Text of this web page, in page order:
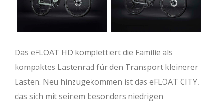
Das eFLOAT HD komplettiert die Familie als
kompaktes Lastenrad für den Transport kleinerer
Lasten. Neu hinzugekommen ist das eFLOAT CITY,
das sich mit seinem besonders niedrigen